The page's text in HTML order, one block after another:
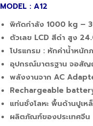
MODEL : A12
พิกัดกำลัง 1000 kg –
ตัวเลข LCD สีดำ สูง
โปรแกรม : หักค่าน้ำหนัก
อุปกรณ์มาตรฐาน จอสัญ
พลังงานจาก AC
Rechargeable
แท่นชั่งโลหะ พื้นด้านปูเ
ผลิตภัณฑ์ของประเทศจีน